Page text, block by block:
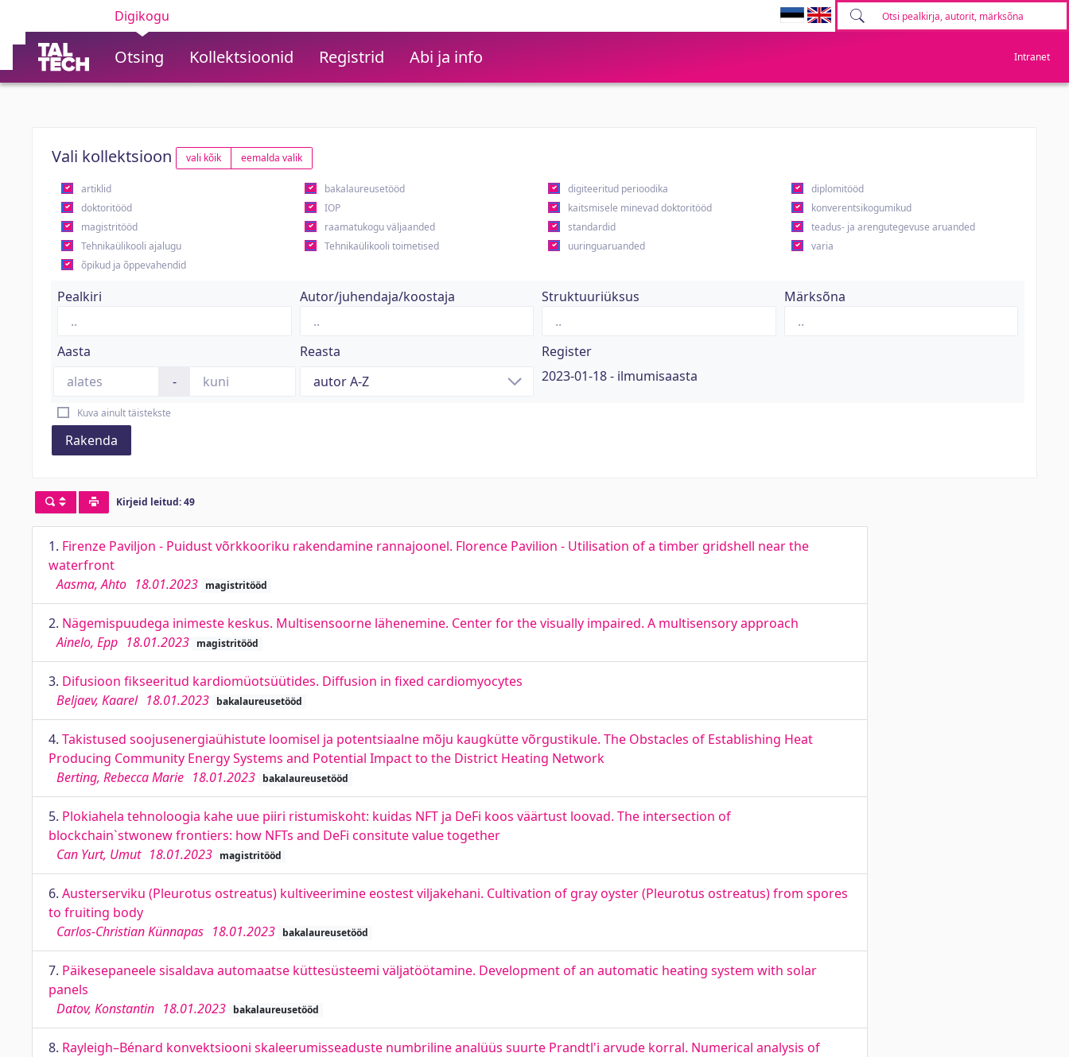
Digikogu
Otsing Kollektsioonid Registrid Abi ja info Intranet
Vali kollektsioon vali kõik eemalda valik
artiklid bakalaureusetööd digiteeritud perioodika
diplomitööd
doktoritööd
IOP kaitsmisele minevad doktoritööd
konverentsikogumikud
magistritööd
raamatukogu väljaanded standardid
teadus- ja arengutegevuse aruanded
Tehnikaülikooli ajalugu
Tehnikaülikooli toimetised uuringuaruanded
varia
õpikud ja õppevahendid
Pealkiri Autor/juhendaja/koostaja Struktuuriüksus Märksõna
Aasta
-
Reasta
Register
2023-01-18 - ilmumisaasta
Kuva ainult täistekste
Rakenda
Kirjeid leitud: 49
1. Firenze Paviljon - Puidust võrkkooriku rakendamine rannajoonel. Florence Pavilion - Utilisation of a timber gridshell near the
waterfront
Aasma, Ahto 18.01.2023 magistritööd
2. Nägemispuudega inimeste keskus. Multisensoorne lähenemine. Center for the visually impaired. A multisensory approach
Ainelo, Epp 18.01.2023 magistritööd
3. Difusioon fikseeritud kardiomüotsüütides. Diffusion in fixed cardiomyocytes
Beljaev, Kaarel 18.01.2023 bakalaureusetööd
4. Takistused soojusenergiaühistute loomisel ja potentsiaalne mõju kaugkütte võrgustikule. The Obstacles of Establishing Heat
Producing Community Energy Systems and Potential Impact to the District Heating Network
Berting, Rebecca Marie 18.01.2023 bakalaureusetööd
5. Plokiahela tehnoloogia kahe uue piiri ristumiskoht: kuidas NFT ja DeFi koos väärtust loovad. The intersection of
blockchain`stwonew frontiers: how NFTs and DeFi consitute value together
Can Yurt, Umut 18.01.2023 magistritööd
6. Austerserviku (Pleurotus ostreatus) kultiveerimine eostest viljakehani. Cultivation of gray oyster (Pleurotus ostreatus) from spores
to fruiting body
Carlos-Christian Künnapas 18.01.2023 bakalaureusetööd
7. Päikesepaneele sisaldava automaatse küttesüsteemi väljatöötamine. Development of an automatic heating system with solar
panels
Datov, Konstantin 18.01.2023 bakalaureusetööd
8. Rayleigh–Bénard konvektsiooni skaleerumisseaduste numbriline analüüs suurte Prandtl'i arvude korral. Numerical analysis of